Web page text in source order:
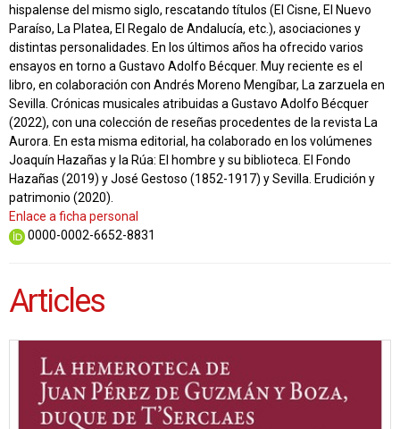
hispalense del mismo siglo, rescatando títulos (El Cisne, El Nuevo
Paraíso, La Platea, El Regalo de Andalucía, etc.), asociaciones y
distintas personalidades. En los últimos años ha ofrecido varios
ensayos en torno a Gustavo Adolfo Bécquer. Muy reciente es el
libro, en colaboración con Andrés Moreno Mengíbar, La zarzuela en
Sevilla. Crónicas musicales atribuidas a Gustavo Adolfo Bécquer
(2022), con una colección de reseñas procedentes de la revista La
Aurora. En esta misma editorial, ha colaborado en los volúmenes
Joaquín Hazañas y la Rúa: El hombre y su biblioteca. El Fondo
Hazañas (2019) y José Gestoso (1852-1917) y Sevilla. Erudición y
patrimonio (2020).
Enlace a ficha personal
0000-0002-6652-8831
Articles